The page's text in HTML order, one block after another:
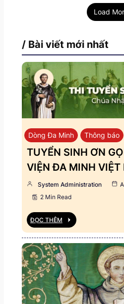
Load
/ Bài viết mới nhất
Dòng Đa Minh Thông báo
TUYỂN SINH ƠN
VIỆN ĐA MINH VIỆT
System Administration
2 Min Read
ĐỌC THÊM